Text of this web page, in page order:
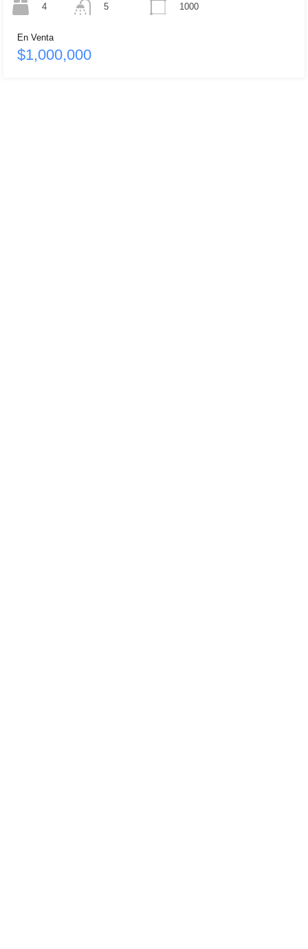
4
5
1000
En Venta
$1,000,000